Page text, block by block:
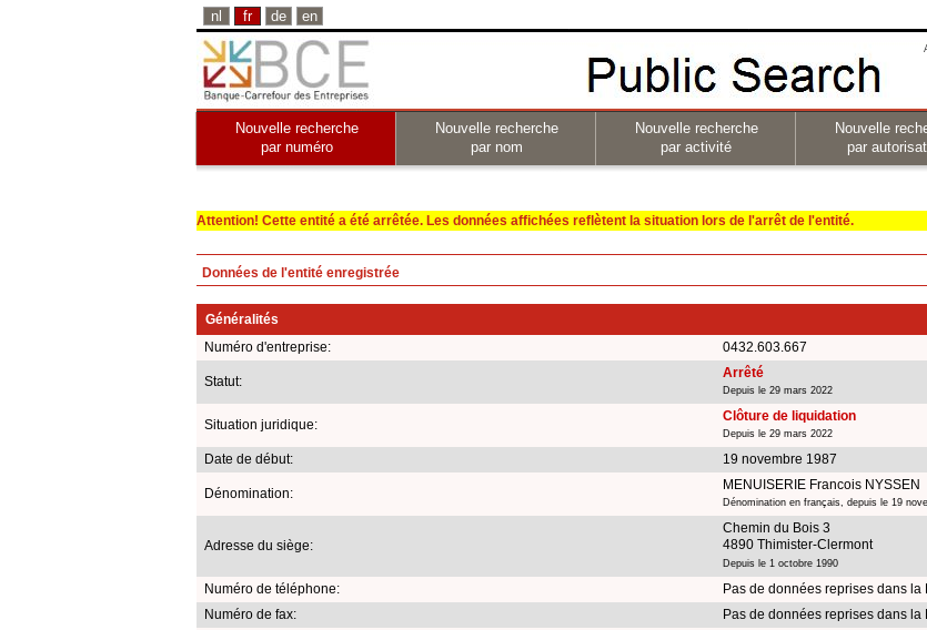
nl fr de en
Nouvelle recherche
par numéro
Nouvelle recherche
par nom
Nouvelle recherche
par activité
Nouvelle
par
Attention! Cette entité a été arrêtée. Les données affichées reflètent la situation lors de l'arrêt de l'entité.
Données de l'entité enregistrée
Généralités
Numéro d'entreprise:
0432.603.667
Statut:
Arrêté
Depuis le 29 mars 2022
Situation juridique:
Clôture de liquidation
Depuis le 29 mars 2022
Date de début: 19 novembre 1987
Dénomination:
MENUISERIE Francois NYSSEN
Dénomination en français, depuis le 19
Adresse du siège:
Chemin du Bois 3
4890 Thimister-Clermont
Depuis le 1 octobre 1990
Numéro de téléphone:
Pas de données reprises dans la
Numéro de fax:
Pas de données reprises dans la